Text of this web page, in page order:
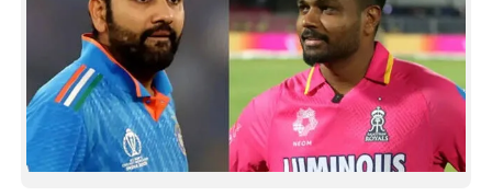
ASTRO
CARTOONS